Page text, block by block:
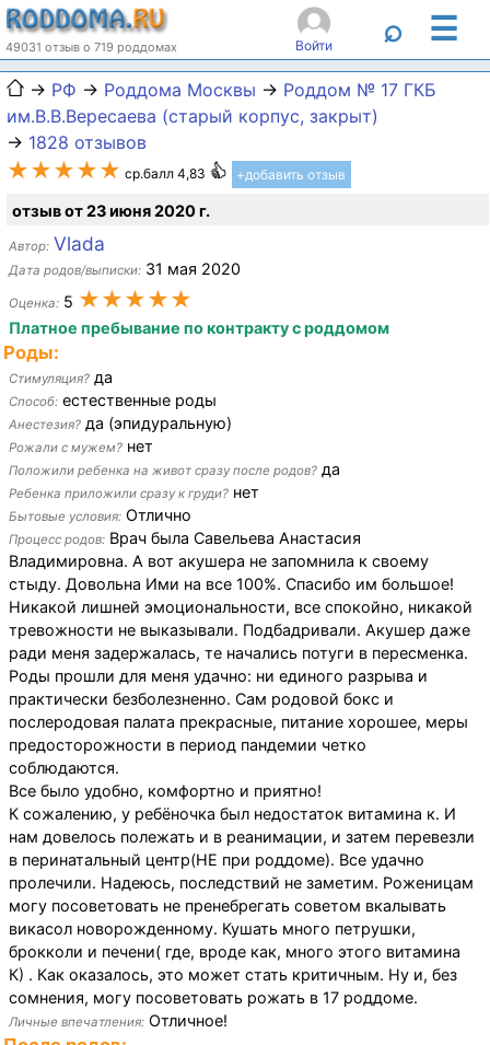
49031 отзыв о 719 роддомах Войти ⌕ ☰
→ РФ → Роддома Москвы → Роддом № 17 ГКБ
им.В.В.Вересаева (старый корпус, закрыт)
→ 1828 отзывов
★★★★★ ср.балл 4,83 +добавить отзыв
отзыв от 23 июня 2020 г.
Автор: Vlada
Дата родов/выписки: 31 мая 2020
Оценка: 5 ★★★★★
Платное пребывание по контракту с роддомом
Роды:
Стимуляция? да
Способ: естественные роды
Анестезия? да (эпидуральную)
Рожали с мужем? нет
Положили ребенка на живот сразу после родов? да
Ребенка приложили сразу к груди? нет
Бытовые условия: Отлично
Процесс родов: Врач была Савельева Анастасия
Владимировна. А вот акушера не запомнила к своему
стыду. Довольна Ими на все 100%. Спасибо им большое!
Никакой лишней эмоциональности, все спокойно, никакой
тревожности не выказывали. Подбадривали. Акушер даже
ради меня задержалась, те начались потуги в пересменка.
Роды прошли для меня удачно: ни единого разрыва и
практически безболезненно. Сам родовой бокс и
послеродовая палата прекрасные, питание хорошее, меры
предосторожности в период пандемии четко
соблюдаются.
Все было удобно, комфортно и приятно!
К сожалению, у ребёночка был недостаток витамина к. И
нам довелось полежать и в реанимации, и затем перевезли
в перинатальный центр(НЕ при роддоме). Все удачно
пролечили. Надеюсь, последствий не заметим. Роженицам
могу посоветовать не пренебрегать советом вкалывать
викасол новорожденному. Кушать много петрушки,
брокколи и печени( где, вроде как, много этого витамина
К) . Как оказалось, это может стать критичным. Ну и, без
сомнения, могу посоветовать рожать в 17 роддоме.
Личные впечатления: Отличное!